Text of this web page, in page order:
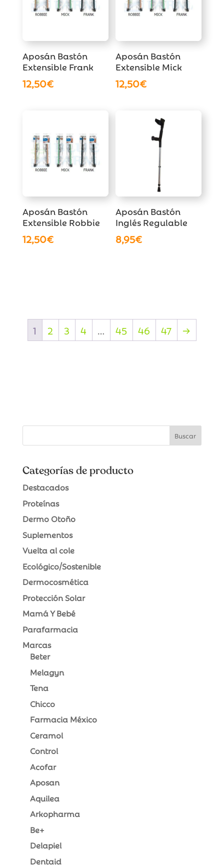
Aposán Bastón
Extensible Frank
12,50€
Aposán Bastón
Extensible Mick
12,50€
Aposán Bastón
Extensible Robbie
12,50€
Aposán Bastón
Inglés Regulable
8,95€
1 2 3 4 … 45 46 47 →
Categorías de producto
Destacados
Proteínas
Dermo Otoño
Suplementos
Vuelta al cole
Ecológico/Sostenible
Dermocosmética
Protección Solar
Mamá Y Bebé
Parafarmacia
Marcas
Beter
Melagyn
Tena
Chicco
Farmacia México
Ceramol
Control
Acofar
Aposan
Aquilea
Arkopharma
Be+
Delapiel
Dentaid